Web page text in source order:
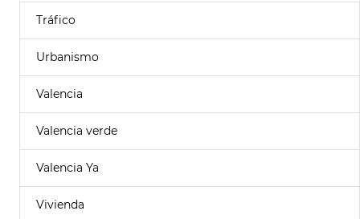
Tráfico
Urbanismo
Valencia
Valencia verde
Valencia Ya
Vivienda